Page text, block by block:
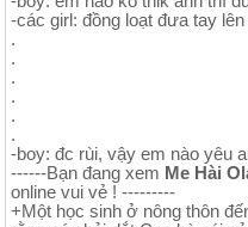
-các girl: đồng loạt đưa tay lên
.
.
.
.
.
.
-boy: đc rùi, vậy em nào yêu
------Bạn đang xem Me Hài
online vui vẻ ! ---------
+Một học sinh ở nông thôn